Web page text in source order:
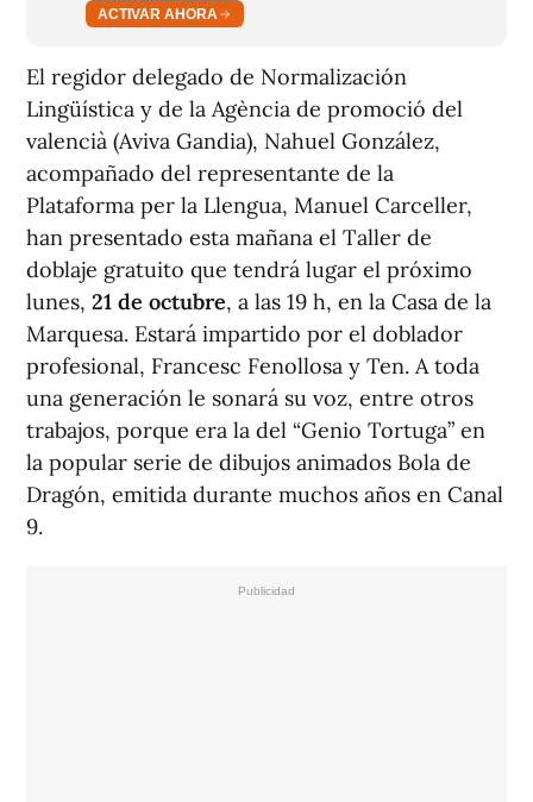
ACTIVAR AHORA
El regidor delegado de Normalización
Lingüística y de la Agència de promoció del
valencià (Aviva Gandia), Nahuel González,
acompañado del representante de la
Plataforma per la Llengua, Manuel Carceller,
han presentado esta mañana el Taller de
doblaje gratuito que tendrá lugar el próximo
lunes, 21 de octubre, a las 19 h, en la Casa de la
Marquesa. Estará impartido por el doblador
profesional, Francesc Fenollosa y Ten. A toda
una generación le sonará su voz, entre otros
trabajos, porque era la del “Genio Tortuga” en
la popular serie de dibujos animados Bola de
Dragón, emitida durante muchos años en Canal
9.